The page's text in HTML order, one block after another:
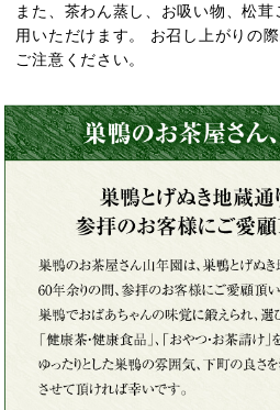
また、茶わん蒸し、お吸い物、松
用いただけます。 お召し上がりの
ご注意ください。